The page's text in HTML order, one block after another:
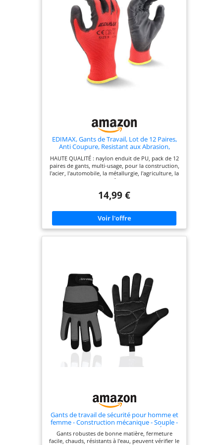
USAGE : pour le bricolage, la réparation
automobile, l'entrepôt, la construction, la
rénovation, les travaux de précision, le jardinage
et l'assemblage, les gants Unigloves Nitrex 290G
offrent souplesse et dextérité ainsi qu'une
protection fiable contre l'abrasion et les
déchirures. RÉSISTANCE À L'ABRASION : les gants
de manutention générale Nitrex 290G permettent
une dextérité et une résistance à l'abrasion sans
entrave ; une solution quotidienne pour une
sécurité accrue sur le lieu de travail dans de
nombreux secteurs.
EDIMAX, Gants de Travail, Lot de 12 Paires,
Anti Coupure, Resistant aux Abrasion,
Niveau 3, Revêtement en Nylon PU,
Polyvalent, Protection Mecanique et
Industrielle (Taille L / 9)
HAUTE QUALITÉ : naylon enduit de PU, pack de 12
paires de gants, multi-usage, pour la construction,
l'acier, l'automobile, la métallurgie, l'agriculture, la
construction, l'entrepôt, le chargement et le
14,99 €
Gants de travail de sécurité pour homme et
femme - Construction mécanique - Souple -
Protection de paume rembourrée - Écran
tactile - Respirants - Multifonctions
Gants robustes de bonne matière, fermeture
facile, chauds, résistants à l'eau, peuvent vérifier le